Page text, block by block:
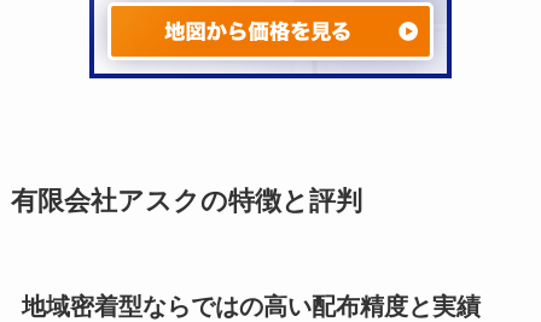
有限会社アスクの特徴と評判
地域密着型ならではの高い配布精度と実績